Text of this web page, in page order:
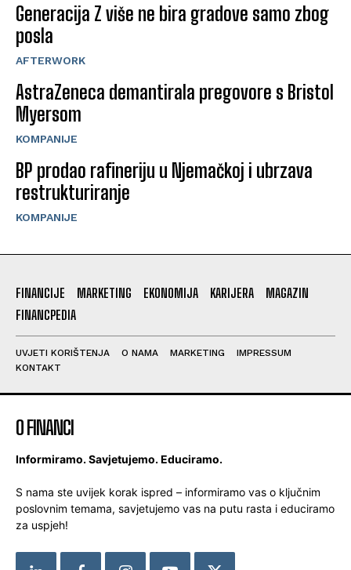
Generacija Z više ne bira gradove samo zbog
posla
AFTERWORK
AstraZeneca demantirala pregovore s Bristol
Myersom
KOMPANIJE
BP prodao rafineriju u Njemačkoj i ubrzava
restrukturiranje
KOMPANIJE
FINANCIJE MARKETING EKONOMIJA KARIJERA
MAGAZIN
FINANCPEDIA
UVJETI KORIŠTENJA O NAMA MARKETING
IMPRESSUM
KONTAKT
O FINANCI
Informiramo. Savjetujemo. Educiramo.
S nama ste uvijek korak ispred – informiramo vas o ključnim
poslovnim temama, savjetujemo vas na putu rasta i educiramo
za uspjeh!